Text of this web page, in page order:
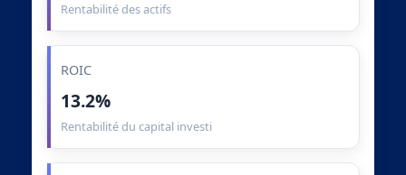
Rentabilité des actifs
ROIC
13.2%
Rentabilité du capital investi